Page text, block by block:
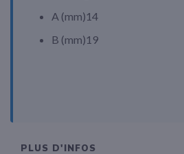
A (mm)14
B (mm)19
PLUS D'INFOS